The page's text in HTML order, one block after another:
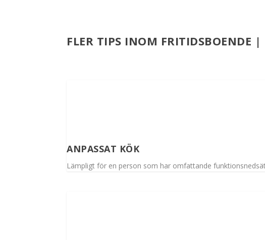
FLER TIPS INOM FRITIDSBOENDE |
ANPASSAT KÖK
Lämpligt för en person som har omfattande